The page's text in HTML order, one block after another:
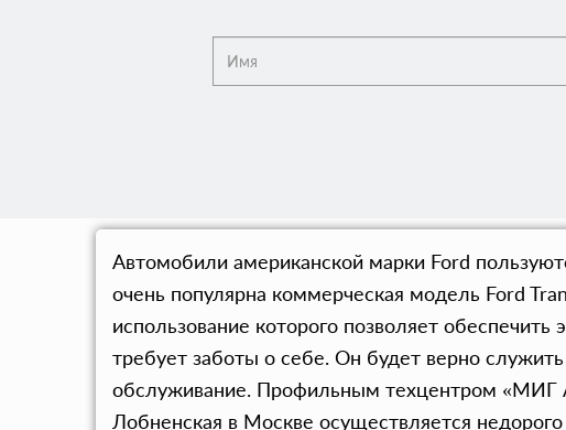
Автомобили американской марки Ford
очень популярна коммерческая модель Ford
использование которого позволяет
требует заботы о себе. Он будет верно
обслуживание. Профильным техцентром «МИГ
Лобненская в Москве осуществляется